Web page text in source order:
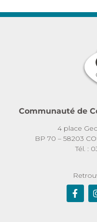
Communauté de
4 place
BP 70 – 58203
Tél. :